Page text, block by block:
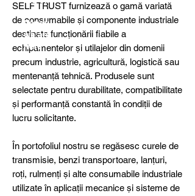
SELF TRUST furnizează o gamă variată
de consumabile și componente industriale
destinate funcționării fiabile a
echipamentelor și utilajelor din domenii
precum industrie, agricultură, logistică sau
mentenanță tehnică. Produsele sunt
selectate pentru durabilitate, compatibilitate
și performanță constantă în condiții de
lucru solicitante.
În portofoliul nostru se regăsesc curele de
transmisie, benzi transportoare, lanțuri,
roți, rulmenți și alte consumabile industriale
utilizate în aplicații mecanice și sisteme de
consu
ltancy
we are
here
you!